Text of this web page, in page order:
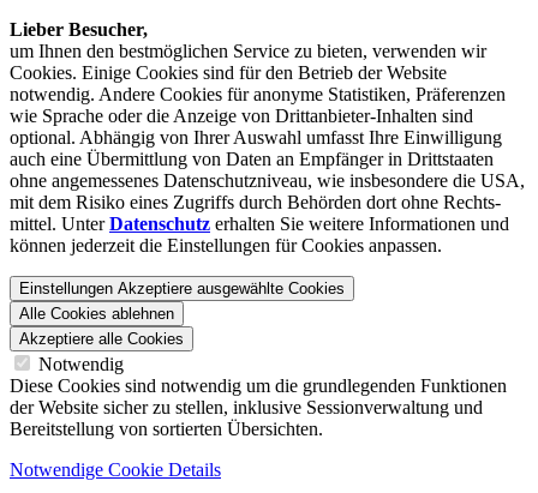
Lieber Besucher,
um Ihnen den best­möglichen Service zu bieten, verwenden wir
Cookies. Einige Cookies sind für den Betrieb der Website
notwendig. Andere Cookies für anonyme Statistiken, Präferenzen
wie Sprache oder die Anzeige von Dritt­anbieter-Inhalten sind
optional. Abhängig von Ihrer Auswahl umfasst Ihre Einwilligung
auch eine Übermittlung von Daten an Empfänger in Drittstaaten
ohne angemessenes Daten­schutz­niveau, wie insbesondere die USA,
mit dem Risiko eines Zugriffs durch Behörden dort ohne Rechts­
mittel. UnterDatenschutz erhalten Sie weitere Informationen und
können jederzeit die Einstellungen für Cookies anpassen.
Einstellungen Akzeptiere ausgewählte Cookies
Alle Cookies ablehnen
Akzeptiere alle Cookies
Notwendig
Diese Cookies sind notwendig um die grundlegenden Funktionen
der Website sicher zu stellen, inklusive Sessionverwaltung und
Bereitstellung von sortierten Übersichten.
Notwendige Cookie Details